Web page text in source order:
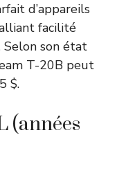
d’appareils
facilité
Selon son état
T-20B peut
$.
(années